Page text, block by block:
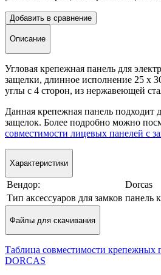
Добавить в сравнение
Описание
Угловая крепежная панель для
защелки, длинное исполнение 25 х
углы с 4 сторон, из нержавеющей
Данная крепежная панель подходит
защелок. Более подробно можно
совместимости лицевых панелей с
Характеристики
Вендор:
Dorcas
Тип аксессуаров для замков панель
Файлы для скачивания
Таблица совместимости крепежных
DORCAS